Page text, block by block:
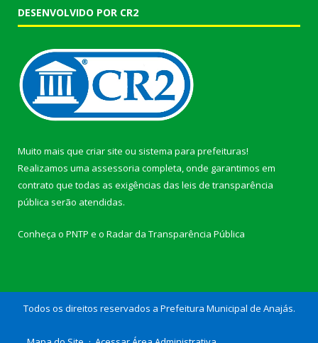
DESENVOLVIDO POR CR2
Muito mais que criar site ou sistema para prefeituras!
Realizamos uma assessoria completa, onde garantimos em
contrato que todas as exigências das leis de transparência
pública serão atendidas.
Conheça o PNTP e o Radar da Transparência Pública
Todos os direitos reservados a Prefeitura Municipal de Anajás.